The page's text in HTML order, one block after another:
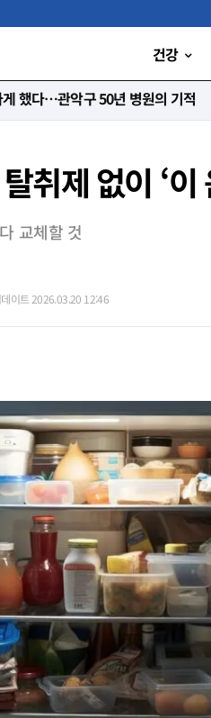
건강
저 듣습니다”
취제 없이 ‘
교체할 것
데이트 2026.03.20 12:46